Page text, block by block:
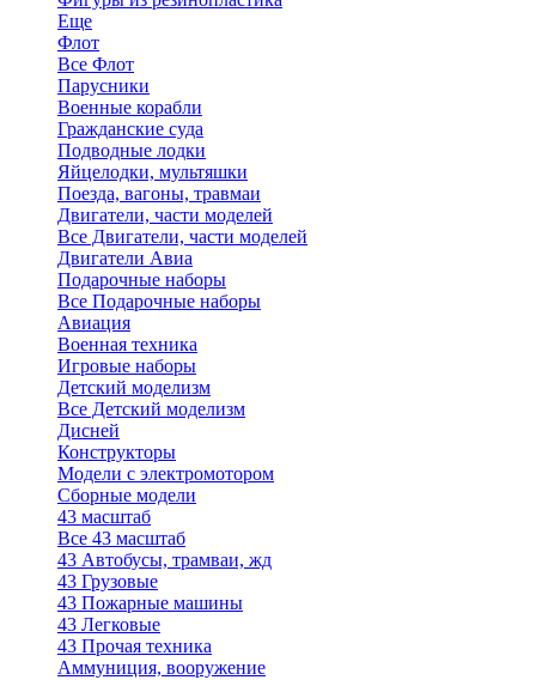
Еще
Флот
Все Флот
Парусники
Военные корабли
Гражданские суда
Подводные лодки
Яйцелодки, мультяшки
Поезда, вагоны, травмаи
Двигатели, части моделей
Все Двигатели, части моделей
Двигатели Авиа
Подарочные наборы
Все Подарочные наборы
Авиация
Военная техника
Игровые наборы
Детский моделизм
Все Детский моделизм
Дисней
Конструкторы
Модели с электромотором
Сборные модели
43 масштаб
Все 43 масштаб
43 Автобусы, трамваи, жд
43 Грузовые
43 Пожарные машины
43 Легковые
43 Прочая техника
Аммуниция, вооружение